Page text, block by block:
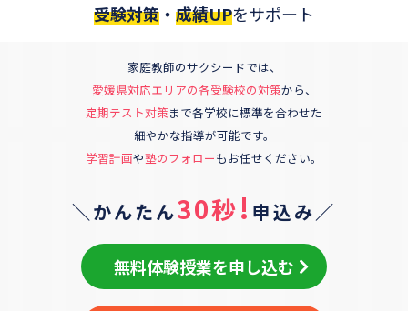
受験対策 ・ 成績UPをサポート
家庭教師のサクシードでは、
愛媛県対応エリアの各受験校の対策から、
定期テスト対策まで各学校に標準を合わせた
細やかな指導が可能です。
学習計画や塾のフォローもお任せください。
＼かんたん30秒! 申込み／
無料体験授業を申し込む